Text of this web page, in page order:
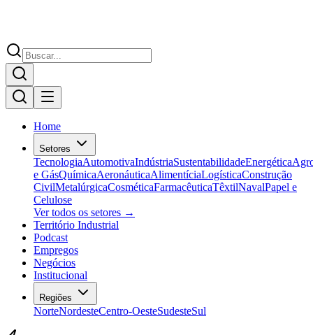
Home
Setores
TecnologiaAutomotivaIndústriaSustentabilidadeEnergética
e GásQuímicaAeronáuticaAlimentíciaLogísticaConstrução
CivilMetalúrgicaCosméticaFarmacêuticaTêxtilNavalPapel e
Celulose
Ver todos os setores →
Território Industrial
Podcast
Empregos
Negócios
Institucional
Regiões
NorteNordesteCentro-OesteSudesteSul